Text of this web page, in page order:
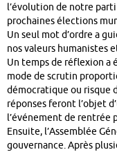
l’évolution de notre
prochaines élections
Un seul mot d’ordre a
nos valeurs humanistes
Un temps de réflexion a
mode de scrutin
démocratique ou risque
réponses feront l’objet
l’événement de rentrée
Ensuite, l’Assemblée
gouvernance. Après